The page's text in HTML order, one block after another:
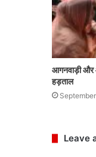
आगनवाड़ी और
हड़ताल
Leave